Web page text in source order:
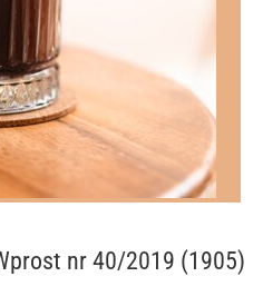
nr 40/2019 (1905)